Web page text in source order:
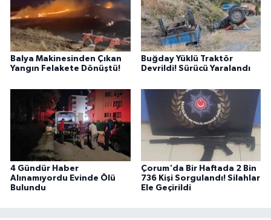
Balya Makinesinden Çıkan
Yangın Felakete Dönüştü!
Buğday Yüklü Traktör
Devrildi! Sürücü Yaralandı
4 Gündür Haber
Alınamıyordu Evinde Ölü
Bulundu
Çorum'da Bir Haftada 2 Bin
736 Kişi Sorgulandı! Silahlar
Ele Geçirildi